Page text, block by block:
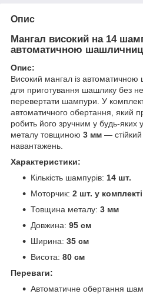
Опис
Мангал високий на 14
автоматичною
Опис:
Високий мангал із
для приготування шашлику без
перевертати шампури. У
автоматичного обертання, який
робить його зручним у будь-яких
металу товщиною 3 мм —
навантажень.
Характеристики:
Кількість шампурів: 14 шт.
Моторчик: 2 шт. у комплекті
Товщина металу: 3 мм
Довжина: 95 см
Ширина: 35 см
Висота: 80 см
Переваги:
Автоматичне обертання